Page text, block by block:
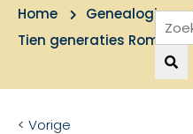
Home Genealogie
Tien generaties Romijn
< Vorige